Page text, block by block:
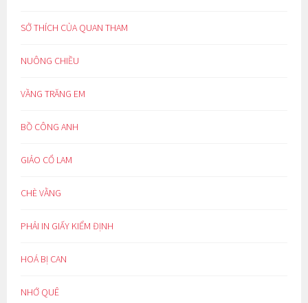
SỞ THÍCH CỦA QUAN THAM
NUÔNG CHIỀU
VẦNG TRĂNG EM
BỒ CÔNG ANH
GIẢO CỔ LAM
CHÈ VẰNG
PHẢI IN GIẤY KIỂM ĐỊNH
HOÁ BỊ CAN
NHỚ QUÊ